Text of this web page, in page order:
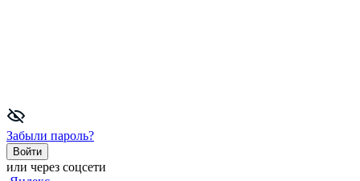
Забыли пароль?
Войти
или через соцсети